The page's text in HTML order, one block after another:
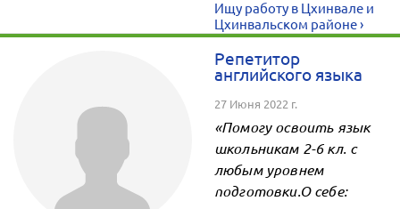
Ищу работу в Цхинвале и
Цхинвальском районе ›
Репетитор
английского языка
27 Июня 2022 г.
«Помогу освоить язык
школьникам 2-6 кл. с
любым уровнем
подготовки.О себе: